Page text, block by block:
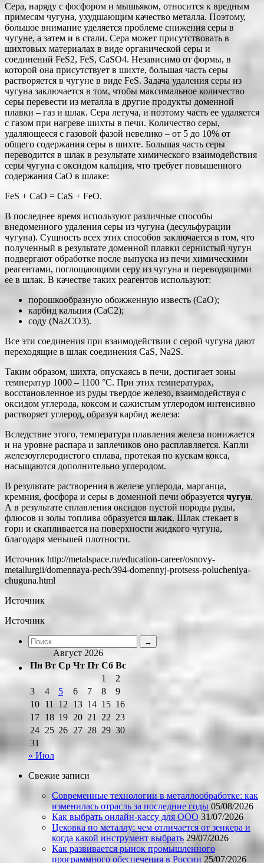
Сера, наряду с фосфором и мышьяком, относится к вредным
примесям чугуна, ухудшающим качество металла. Поэтому,
большое внимание уделяется проблеме снижения серы в
чугуне, а затем и в стали. Сера может присутствовать в
шихтовых материалах в виде органической серы и
соединений FeS2, FeS, СaSO4. Независимо от формы, в
которой она присутствует в шихте, большая часть серы
растворяется в чугуне в виде FeS. Задача удаления серы из
чугуна заключается в том, чтобы максимальное количество
серы перевести из металла в другие продукты доменной
плавки – газ и шлак. Сера летуча, и поэтому часть ее удаляется
с газом при нагреве шихты в печи. Количество серы,
удаляющееся с газовой фазой невелико – от 5 до 10% от
общего содержания серы в шихте. Большая часть серы
переводится в шлак в результате химического взаимодействия
серы чугуна с оксидом кальция, что требует повышенного
содержания СаО в шлаке:
FeS + CaO = CaS + FeO.
В последнее время используют различные способы
внедоменного удаления серы из чугуна (десульфурации
чугуна). Сущность всех этих способов заключается в том, что
полученный в результате доменной плавки сернистый чугун
подвергают обработке после выпуска из печи химическими
реагентами, поглощающими серу из чугуна и переводящими
ее в шлак. В качестве таких реагентов используют:
порошкообразную обожженную известь (СаО);
карбид кальция (СаС2);
соду (Na2CO3).
Все эти соединения при взаимодействии с серой чугуна дают
переходящие в шлак соединения СаS, Na2S.
Таким образом, шихта, опускаясь в печи, достигает зоны
температур 1000 – 1100 °С. При этих температурах,
восстановленное из руды твердое железо, взаимодействуя с
оксидом углерода, коксом и сажистым углеродом интенсивно
растворяет углерод, образуя карбид железа:
Вследствие этого, температура плавления железа понижается
и на уровне распара и заплечиков оно расплавляется. Капли
железоуглеродистого сплава, протекая по кускам кокса,
насыщаются дополнительно углеродом.
В результате растворения в железе углерода, марганца,
кремния, фосфора и серы в доменной печи образуется чугун.
А в результате сплавления оксидов пустой породы руды,
флюсов и золы топлива образуется шлак. Шлак стекает в
горн и скапливается на поверхности жидкого чугуна,
благодаря меньшей плотности.
Источник http://metalspace.ru/education-career/osnovy-
metallurgii/domennaya-pech/394-domennyj-protsess-polucheniya-
chuguna.html
Источник
Источник
Август 2026
Пн Вт Ср Чт Пт Сб Вс
1
2
3
4 5 6 7 8
9
10 11 12 13 14 15 16
17 18 19 20 21 22 23
24 25 26 27 28 29 30
31
« Июл
Свежие записи
Современные технологии в металлообработке: как
изменилась отрасль за последние годы 05/08/2026
Как выбрать онлайн-кассу для ООО 31/07/2026
Цековка по металлу: чем отличается от зенкера и
когда какой инструмент выбрать 29/07/2026
Как развивается рынок промышленного
программного обеспечения в России 25/07/2026